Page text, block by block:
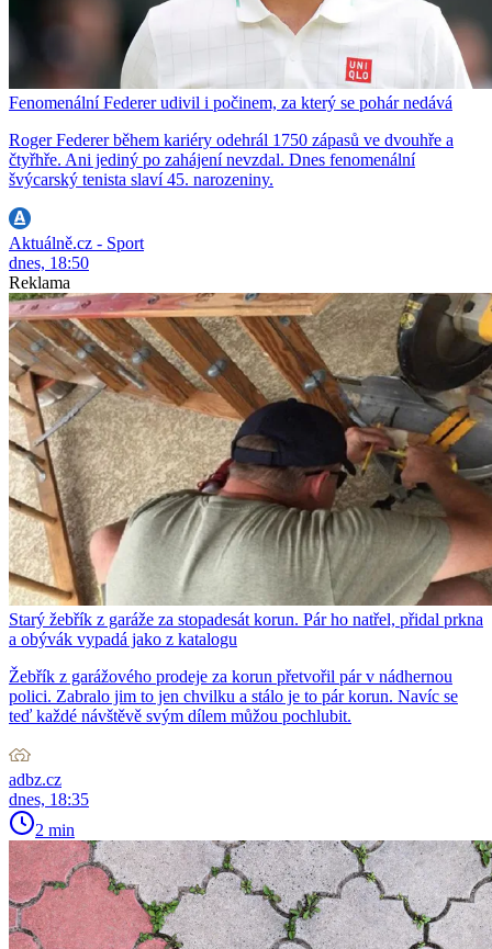
Fenomenální Federer udivil i počinem, za který se pohár nedává
Roger Federer během kariéry odehrál 1750 zápasů ve dvouhře a
čtyřhře. Ani jediný po zahájení nevzdal. Dnes fenomenální
švýcarský tenista slaví 45. narozeniny.
Aktuálně.cz - Sport
dnes, 18:50
Reklama
Starý žebřík z garáže za stopadesát korun. Pár ho natřel, přidal prkna
a obývák vypadá jako z katalogu
Žebřík z garážového prodeje za korun přetvořil pár v nádhernou
polici. Zabralo jim to jen chvilku a stálo je to pár korun. Navíc se
teď každé návštěvě svým dílem můžou pochlubit.
adbz.cz
dnes, 18:35
2 min